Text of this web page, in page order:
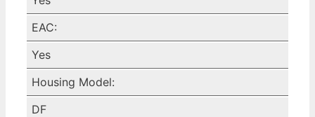
EAC:
Yes
Housing Model:
DF